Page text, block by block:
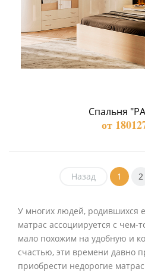
Спальня
от
Назад 1 2
У многих людей, родившихся
матрас ассоциируется с
мало похожим на удобную и
счастью, эти времени давно
приобрести недорогие